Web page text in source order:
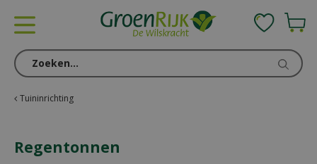
Tuininrichting
Regentonnen